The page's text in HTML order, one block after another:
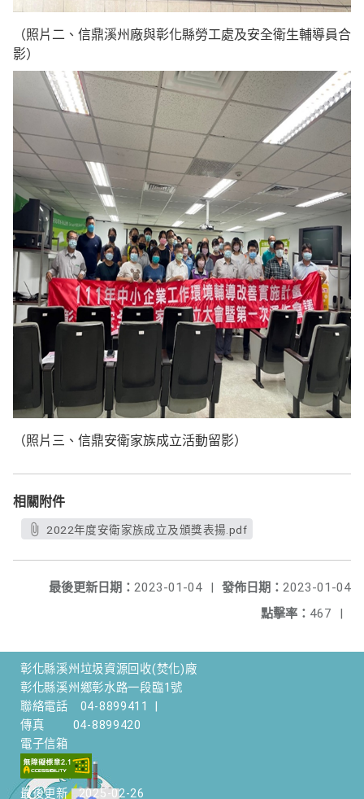
（照片二、信鼎溪州廠與彰化縣勞工處及安全衛生輔導員合
影）
（照片三、信鼎安衛家族成立活動留影）
相關附件
2022年度安衛家族成立及頒獎表揚.pdf
發佈日期： 2023-01-04
最後更新日期： 2023-01-04
|
點擊率： 467 |
彰化縣溪州垃圾資源回收(焚化)廠
彰化縣溪州鄉彰水路一段臨1號
聯絡電話
04-8899411
傳真
04-8899420
電子信箱
最後更新 2025-02-26